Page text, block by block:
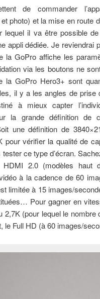
de commander
et photo) et la mise en
lequel il va être possible
appli dédiée. Je reviendrai
la GoPro affiche les
via les boutons ne
la GoPro Hero3+ sont
il y a les angles de prise
à mieux capter
la grande définition de
une définition de
pour vérifier la qualité de
tester ce type d’écran.
HDMI 2.0 (modèles haut
à la cadence de 60
limitée à 15 images/
Pour gagner en
2,7K (pour lequel le nombre
le Full HD (à 60 images/